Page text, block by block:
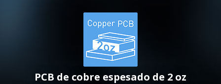
PCB de cobre espesado de 2 oz